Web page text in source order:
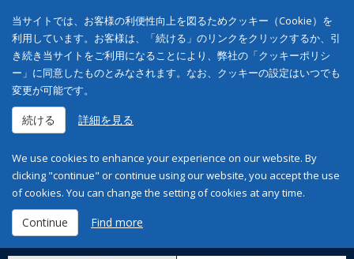
当サイトでは、お客様の利便性向上を図るためクッキー（Cookie）を
利用しています。お客様は、「続ける」のリンクをクリックするか、引
き続き当サイトをご利用になることにより、弊社の「クッキーポリシ
ー」に同意したものとみなされます。なお、クッキーの設定はいつでも
変更が可能です。
続ける 詳細を見る
We use cookies to enhance your experience on our website. By
clicking "continue" or continue using our website, you accept the use
of cookies. You can change the setting of cookies at any time.
Continue Find more